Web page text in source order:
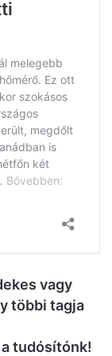
vagy
többi tagja
tudósítónk!